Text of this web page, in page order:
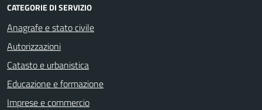
CATEGORIE DI SERVIZIO
Anagrafe e stato civile
Autorizzazioni
Catasto e urbanistica
Educazione e formazione
Imprese e commercio